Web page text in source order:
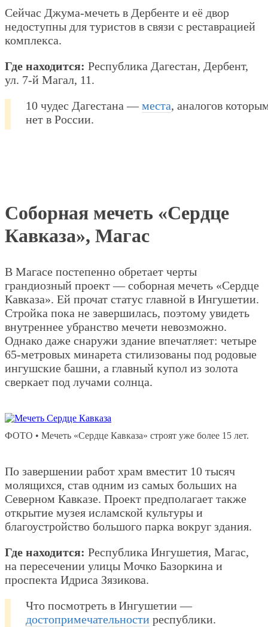
Сейчас Джума-мечеть в Дербенте и её двор
недоступны для туристов в связи с реставрацией
комплекса.
Где находится: Республика Дагестан, Дербент,
ул. 7-й Магал, 11.
10 чудес Дагестана —места, аналогов
нет в России.
Соборная мечеть «Сердце
Кавказа», Магас
В Магасе постепенно обретает черты
грандиозный проект — соборная мечеть «Сердце
Кавказа». Ей прочат статус главной в Ингушетии.
Стройка пока не завершилась, поэтому увидеть
внутреннее убранство мечети невозможно.
Однако даже снаружи здание впечатляет: четыре
65-метровых минарета стилизованы под родовые
ингушские башни, а главный купол из золота
сверкает под лучами солнца.
ФОТО • Мечеть «Сердце Кавказа» строят уже более 15 лет.
По завершении работ храм вместит 10 тысяч
молящихся, став одним из самых больших на
Северном Кавказе. Проект предполагает также
открытие музея исламской культуры и
благоустройство большого парка вокруг здания.
Где находится: Республика Ингушетия, Магас,
на пересечении улицы Мочко Базоркина и
проспекта Идриса Зязикова.
Что посмотреть в Ингушетии —
достопримечательности республики.